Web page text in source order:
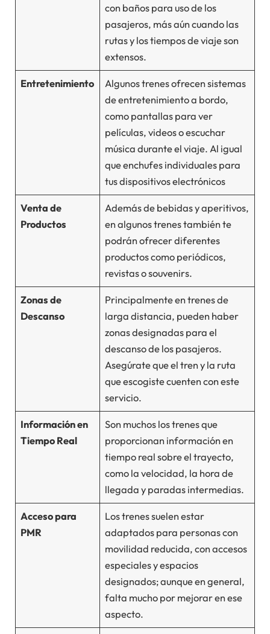
con baños para uso de los
pasajeros, más aún cuando las
rutas y los tiempos de viaje son
extensos.
Entretenimiento
Algunos trenes ofrecen sistemas
de entretenimiento a bordo,
como pantallas para ver
películas, videos o escuchar
música durante el viaje. Al igual
que enchufes individuales para
tus dispositivos electrónicos
Venta de
Productos
Además de bebidas y aperitivos,
en algunos trenes también te
podrán ofrecer diferentes
productos como periódicos,
revistas o souvenirs.
Zonas de
Descanso
Principalmente en trenes de
larga distancia, pueden haber
zonas designadas para el
descanso de los pasajeros.
Asegúrate que el tren y la ruta
que escogiste cuenten con este
servicio.
Información en
Tiempo Real
Son muchos los trenes que
proporcionan información en
tiempo real sobre el trayecto,
como la velocidad, la hora de
llegada y paradas intermedias.
Acceso para
PMR
Los trenes suelen estar
adaptados para personas con
movilidad reducida, con accesos
especiales y espacios
designados; aunque en general,
falta mucho por mejorar en ese
aspecto.